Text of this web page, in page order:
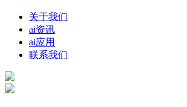
关于我们
ai资讯
ai应用
联系我们